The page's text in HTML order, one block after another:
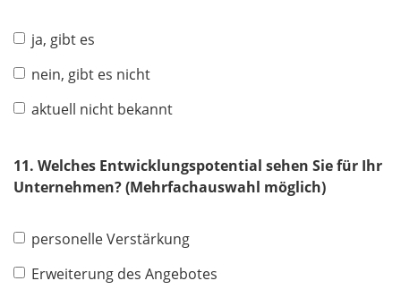
ja, gibt es
nein, gibt es nicht
aktuell nicht bekannt
11. Welches Entwicklungspotential sehen Sie für Ihr
Unternehmen? (Mehrfachauswahl möglich)
personelle Verstärkung
Erweiterung des Angebotes